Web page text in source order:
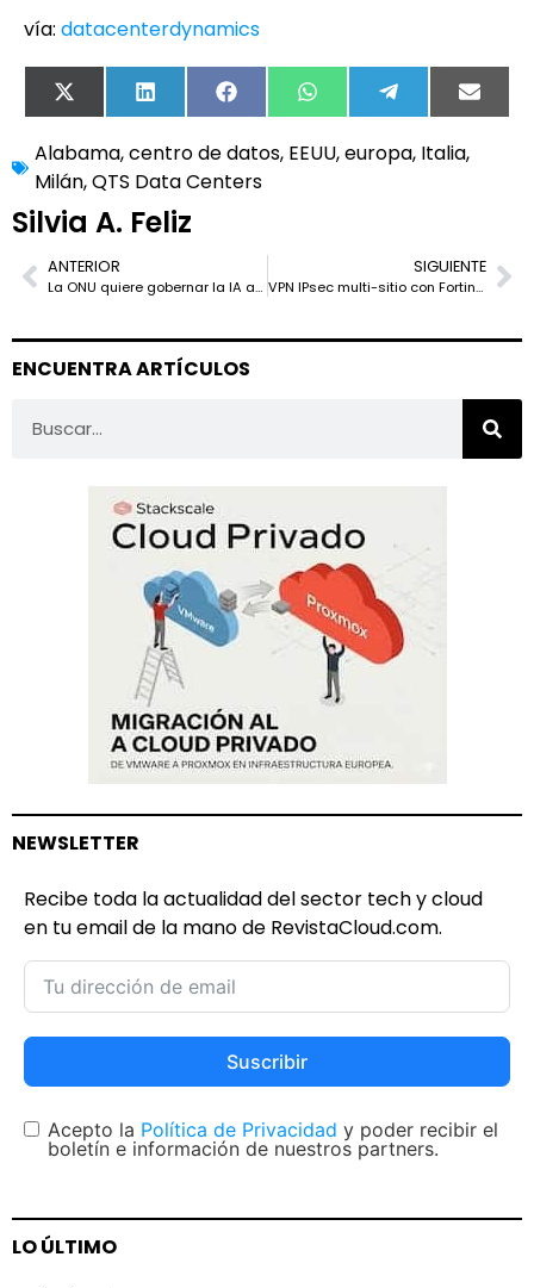
vía: datacenterdynamics
X
(Twitter)
LinkedIn FacebookWhatsApp TelegramEmail
Alabama,centro de datos, EEUU,europa, Italia,
Milán,QTS Data Centers
Silvia A. Feliz
ANTERIOR
La ONU quiere gobernar la IA antes de que la IA cambie quién gobierna
SIGUIENTE
VPN IPsec multi-sitio con Fortinet: cuándo usar hub-and-spoke y cuándo dar el salto a ADVPN
ENCUENTRA ARTÍCULOS
NEWSLETTER
Recibe toda la actualidad del sector tech y cloud
en tu email de la mano de RevistaCloud.com.
Suscribir
Acepto la Política de Privacidad y poder recibir el
boletín e información de nuestros partners.
LO ÚLTIMO